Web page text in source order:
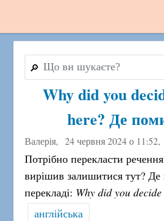
🔎
Why did you
here? Де
Валерія, 24 червня 2024 о 11:52,
Потрібно перекласти
вирішив залишитися тут?
перекладі: Why did you
англійська